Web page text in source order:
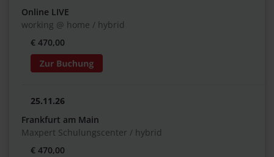
Online LIVE
working @ home / hybrid
€ 470,00
25.11.26
Frankfurt am Main
Maxpert Schulungscenter / hybrid
€ 470,00